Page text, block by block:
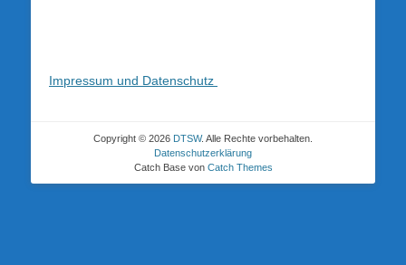
Impressum und Datenschutz
Copyright © 2026 DTSW. Alle Rechte vorbehalten.
Datenschutzerklärung
Catch Base von Catch Themes